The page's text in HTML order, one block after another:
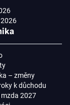
– změny
k důchodu
2027